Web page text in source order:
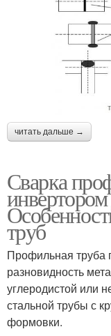
читать дальше →
Сварка
труб
Профильная труба
разновидность
углеродистой или
стальной трубы с
формовки.